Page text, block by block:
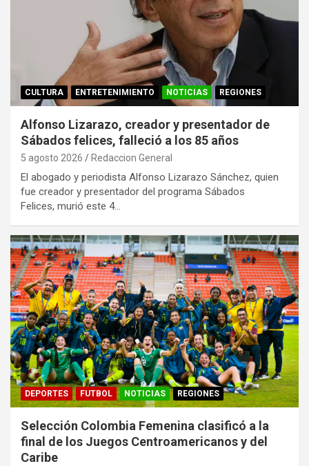
CULTURA ENTRETENIMIENTO NOTICIAS REGIONES
Alfonso Lizarazo, creador y presentador de
Sábados felices, falleció a los 85 años
5 agosto 2026 Redaccion General
El abogado y periodista Alfonso Lizarazo Sánchez, quien
fue creador y presentador del programa Sábados
Felices, murió este 4…
DEPORTES FUTBOL NOTICIAS REGIONES
Selección Colombia Femenina clasificó a la
final de los Juegos Centroamericanos y del
Caribe